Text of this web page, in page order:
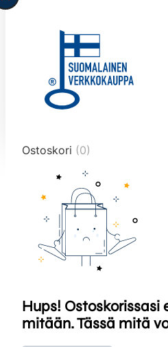
tmlmvi","meta_query":
data-original-query-
data-max-pages="4514"
end="10">
Ostoskori (0)
Hups! Ostoskorissasi
mitään. Tässä mitä